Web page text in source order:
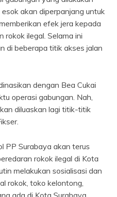
akan diperpanjang untuk
efek jera kepada
rokok ilegal. Selama ini
di beberapa titik akses jalan
dengan Bea Cukai
operasi gabungan. Nah,
diluaskan lagi titik-titik
PP Surabaya akan terus
rokok ilegal di Kota
melakukan sosialisasi dan
rokok, toko kelontong,